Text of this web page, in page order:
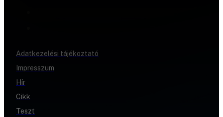
Adatkezelési tájékoztató
Impresszum
Hír
Cikk
Teszt